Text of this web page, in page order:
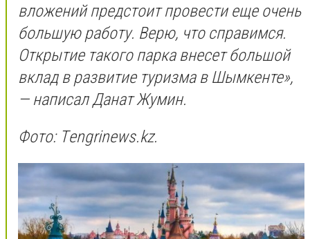
вложений предстоит провести еще очень
большую работу. Верю, что справимся.
Открытие такого парка внесет большой
вклад в развитие туризма в Шымкенте»,
— написал Данат Жумин.
Фото: Тengrinews.kz.